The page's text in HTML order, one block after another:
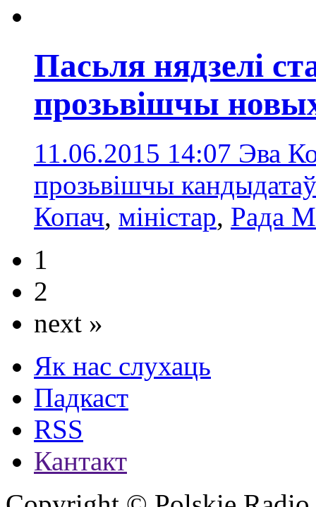
Пасьля нядзелі
прозьвішчы
11.06.2015 14:07 Эва
прозьвішчы
Копач, міністaр, Рада
1
2
next »
Як нас слухаць
Падкаст
RSS
Кантакт